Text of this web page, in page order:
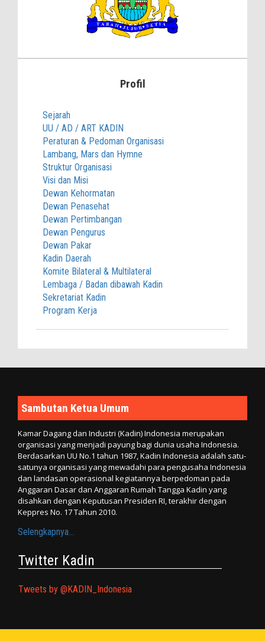
Profil
Sejarah
UU / AD / ART KADIN
Peraturan & Pedoman Organisasi
Lambang, Mars dan Hymne
Struktur Organisasi
Visi dan Misi
Dewan Kehormatan
Dewan Penasehat
Dewan Pertimbangan
Dewan Pengurus
Dewan Pakar
Kadin Daerah
Komite Bilateral & Multilateral
Lembaga / Badan dibawah Kadin
Sekretariat Kadin
Program Kerja
Sambutan Ketua Umum
Kamar Dagang dan Industri (Kadin) Indonesia merupakan
organisasi yang menjadi payung bagi dunia usaha Indonesia.
Berdasarkan UU No.1 tahun 1987, Kadin Indonesia adalah satu-
satunya organisasi yang mewadahi para pengusaha Indonesia
dan landasan operasional kegiatannya berpedoman pada
Anggaran Dasar dan Anggaran Rumah Tangga Kadin yang
disahkan dengan Keputusan Presiden RI, terakhir dengan
Keppres No. 17 Tahun 2010.
Selengkapnya...
Twitter Kadin
Tweets by @KADIN_Indonesia